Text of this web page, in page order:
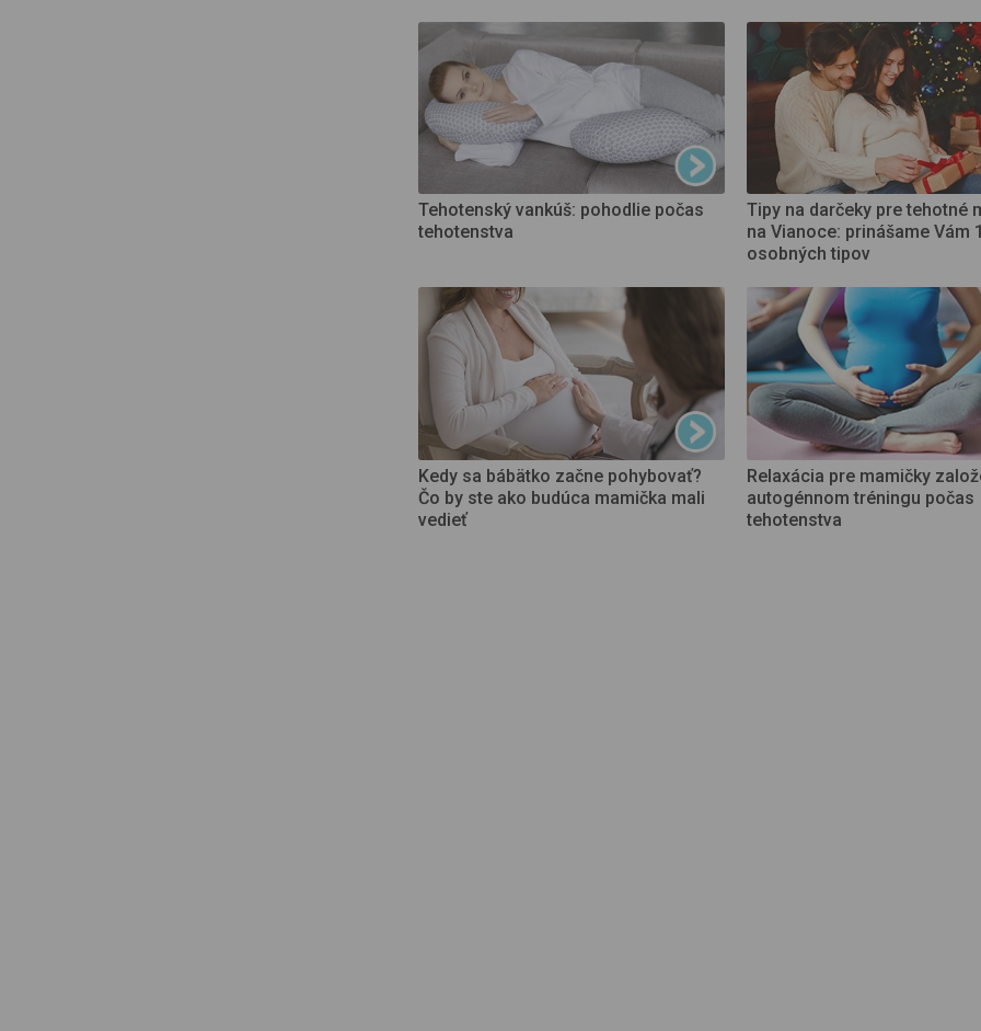
Tehotenský vankúš: pohodlie počas
tehotenstva
Tipy na darčeky pre tehotné
na Vianoce: prinášame Vám
osobných tipov
Kedy sa bábätko začne pohybovať?
Čo by ste ako budúca mamička mali
vedieť
Relaxácia pre mamičky
autogénnom tréningu počas
tehotenstva